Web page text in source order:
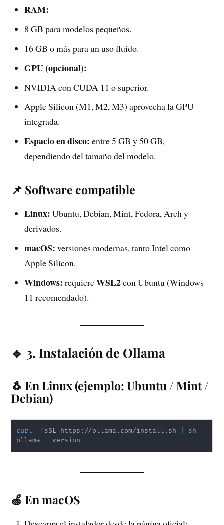
RAM:
8 GB para modelos pequeños.
16 GB o más para un uso fluido.
GPU (opcional):
NVIDIA con CUDA 11 o superior.
Apple Silicon (M1, M2, M3) aprovecha la GPU
integrada.
Espacio en disco: entre 5 GB y 50 GB,
dependiendo del tamaño del modelo.
📌 Software compatible
Linux: Ubuntu, Debian, Mint, Fedora, Arch y
derivados.
macOS: versiones modernas, tanto Intel como
Apple Silicon.
Windows: requiereWSL2con Ubuntu (Windows
11 recomendado).
🔹 3. Instalación de Ollama
🐧 En Linux (ejemplo: Ubuntu / Mint /
Debian)
curl -fsSL https://ollama.com/install.sh
sh
ollama --version
🍏 En macOS